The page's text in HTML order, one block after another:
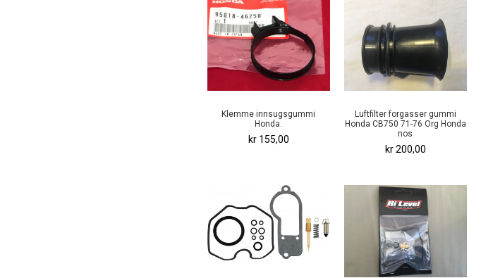
Klemme innsugsgummi
Honda.
kr 155,00
Luftfilter forgasser gummi
Honda CB750 71-76 Org Honda
nos
kr 200,00